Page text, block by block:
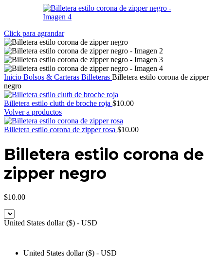
Click para agrandar
Inicio Bolsos & Carteras Billeteras Billetera estilo corona de zipper
negro
Billetera estilo cluth de broche roja $10.00
Volver a productos
Billetera estilo corona de zipper rosa $10.00
Billetera estilo corona de
zipper negro
$10.00
United States dollar ($) - USD
United States dollar ($) - USD